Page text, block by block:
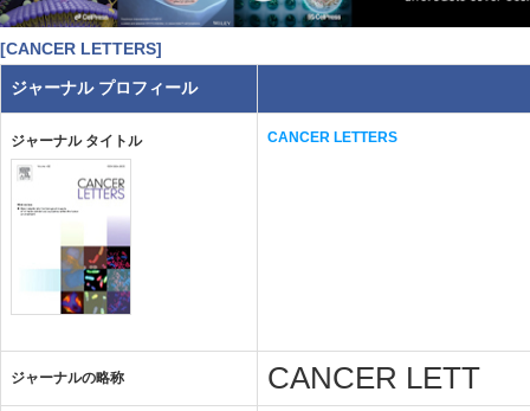
[CANCER LETTERS]
ジャーナル プロフィール
ジャーナル タイトル CANCER LETTERS
ジャーナルの略称 CANCER LETT